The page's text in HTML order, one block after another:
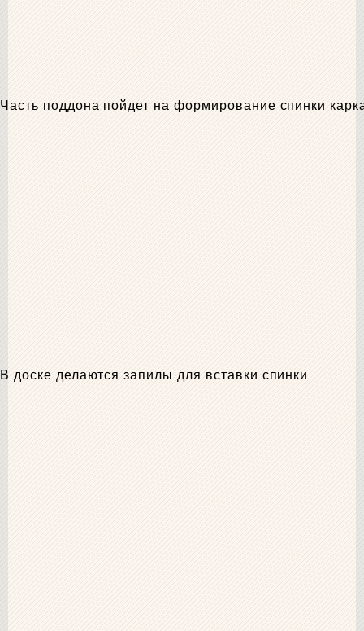
Часть поддона пойдет на формирование спинки
В доске делаются запилы для вставки спинки